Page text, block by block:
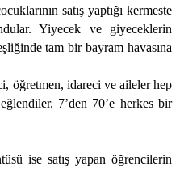
satış yaptığı kermeste
Yiyecek ve giyeceklerin
tam bir bayram havasına
öğretmen, idareci ve aileler hep
7’den 70’e herkes bir
ise satış yapan öğrencilerin